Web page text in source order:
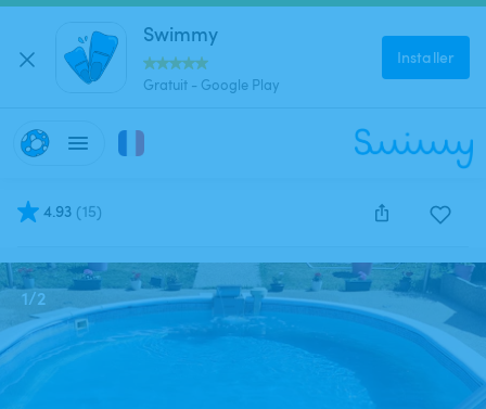
Swimmy
Gratuit - Google Play
Installer
4.93 (15)
Cette annonce est close et ne peut être réservée.
1/2